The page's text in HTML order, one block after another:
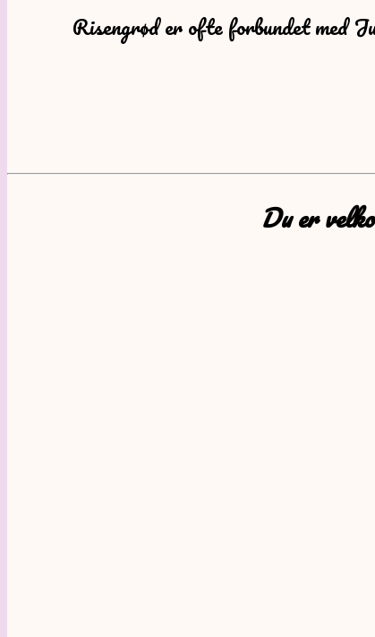
Risengrød er ofte forbundet med
Du er